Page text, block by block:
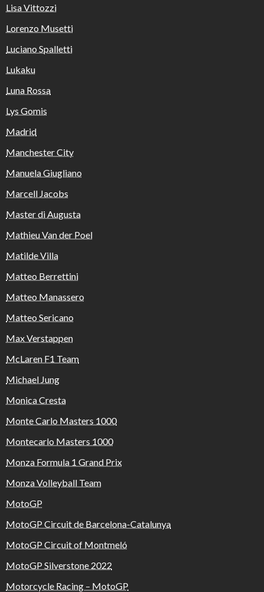
Lisa Vittozzi
Lorenzo Musetti
Luciano Spalletti
Lukaku
Luna Rossa
Lys Gomis
Madrid
Manchester City
Manuela Giugliano
Marcell Jacobs
Master di Augusta
Mathieu Van der Poel
Matilde Villa
Matteo Berrettini
Matteo Manassero
Matteo Sericano
Max Verstappen
McLaren F1 Team
Michael Jung
Monica Cresta
Monte Carlo Masters 1000
Montecarlo Masters 1000
Monza Formula 1 Grand Prix
Monza Volleyball Team
MotoGP
MotoGP Circuit de Barcelona-Catalunya
MotoGP Circuit of Montmeló
MotoGP Silverstone 2022
Motorcycle Racing – MotoGP